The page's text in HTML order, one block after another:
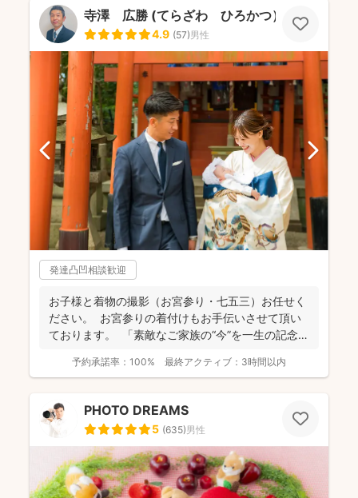
寺澤 広勝 (てらざわ ひろかつ）
4.9 (57)男性
発達凸凹相談歓迎
お子様と着物の撮影（お宮参り・七五三）お任せく
ださい。 お宮参りの着付けもお手伝いさせて頂い
ております。 「素敵なご家族の“今”を一生の記念
予約承諾率： 100% 最終アクティブ： 3時間以内
PHOTO DREAMS
5 (635)男性